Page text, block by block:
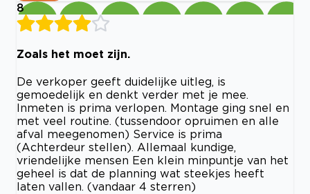
8
Zoals het moet zijn.
De verkoper geeft duidelijke uitleg, is
gemoedelijk en denkt verder met je mee.
Inmeten is prima verlopen. Montage ging snel en
met veel routine. (tussendoor opruimen en alle
afval meegenomen) Service is prima
(Achterdeur stellen). Allemaal kundige,
vriendelijke mensen Een klein minpuntje van het
geheel is dat de planning wat steekjes heeft
laten vallen. (vandaar 4 sterren)